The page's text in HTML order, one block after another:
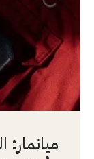
ميانمار: